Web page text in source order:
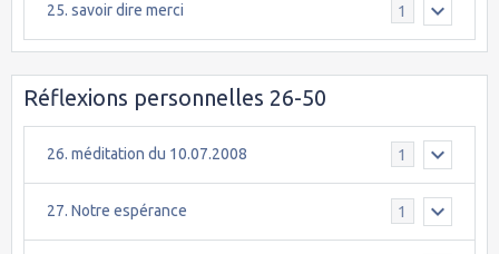
25. savoir dire merci 1
Réflexions personnelles 26-50
26. méditation du 10.07.2008 1
27. Notre espérance 1